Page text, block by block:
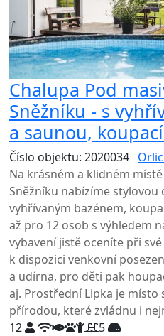
Chalupa Pod
Sněžníku - s
a saunou,
Číslo objektu: 2020034
Na krásném a klidném
Sněžníku nabízíme stylovou
vyhřívaným bazénem,
až pro 12 osob s výhledem
vybavení jistě oceníte při
k dispozici venkovní
a udírna, pro děti pak
aj. Prostřední Lipka je
přírodou, které zvládnu i
12
5